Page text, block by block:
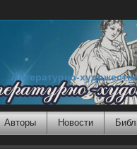
Литературно-
Авторы Новости